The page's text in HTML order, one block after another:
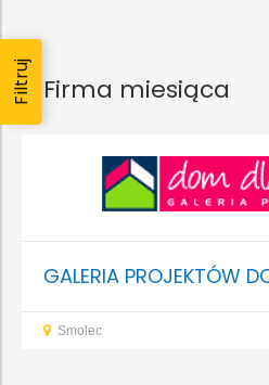
Filtruj Firma miesiąca
GALERIA PROJEKTÓW
Smolec